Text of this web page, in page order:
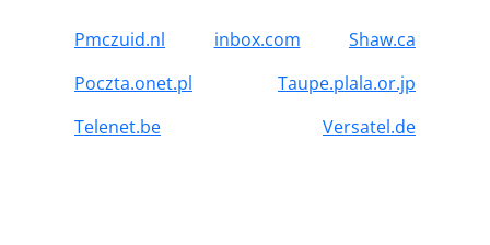
Pmczuid.nl inbox.com
Shaw.ca
Poczta.onet.pl
Taupe.plala.or.jp
Telenet.be
Versatel.de